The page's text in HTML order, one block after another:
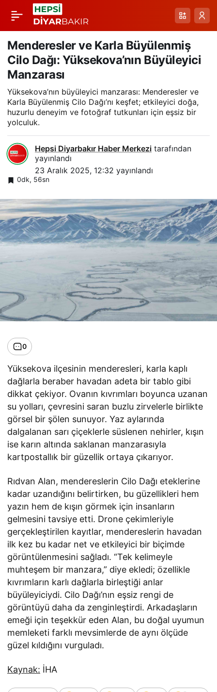
Menderesler ve Karla Büyülenmiş
Cilo Dağı: Yüksekova’nın Büyüleyici
Manzarası
Yüksekova’nın büyüleyici manzarası: Menderesler ve
Karla Büyülenmiş Cilo Dağı’nı keşfet; etkileyici doğa,
huzurlu deneyim ve fotoğraf tutkunları için eşsiz bir
yolculuk.
Hepsi Diyarbakır Haber Merkezi tarafından
yayınlandı
23 Aralık 2025, 12:32 yayınlandı
0dk, 56sn
0
Yüksekova ilçesinin menderesleri, karla kaplı
dağlarla beraber havadan adeta bir tablo gibi
dikkat çekiyor. Ovanın kıvrımları boyunca uzanan
su yolları, çevresini saran buzlu zirvelerle birlikte
görsel bir şölen sunuyor. Yaz aylarında
dalgalanan sarı çiçeklerle süslenen nehirler, kışın
ise karın altında saklanan manzarasıyla
kartpostallık bir güzellik ortaya çıkarıyor.
Rıdvan Alan, mendereslerin Cilo Dağı eteklerine
kadar uzandığını belirtirken, bu güzellikleri hem
yazın hem de kışın görmek için insanların
gelmesini tavsiye etti. Drone çekimleriyle
gerçekleştirilen kayıtlar, mendereslerin havadan
ilk kez bu kadar net ve etkileyici bir biçimde
görüntülenmesini sağladı. “Tek kelimeyle
muhteşem bir manzara,” diye ekledi; özellikle
kıvrımların karlı dağlarla birleştiği anlar
büyüleyiciydi. Cilo Dağı’nın eşsiz rengi de
görüntüyü daha da zenginleştirdi. Arkadaşların
emeği için teşekkür eden Alan, bu doğal uyumun
memleketi farklı mevsimlerde de aynı ölçüde
güzel kıldığını vurguladı.
Kaynak: İHA
Hakkari Yüksekova’da
Dondurucu Soğuklar
Çatılarda Dev Buz
Sarkıtlarına Yol Açtı
Paylaş